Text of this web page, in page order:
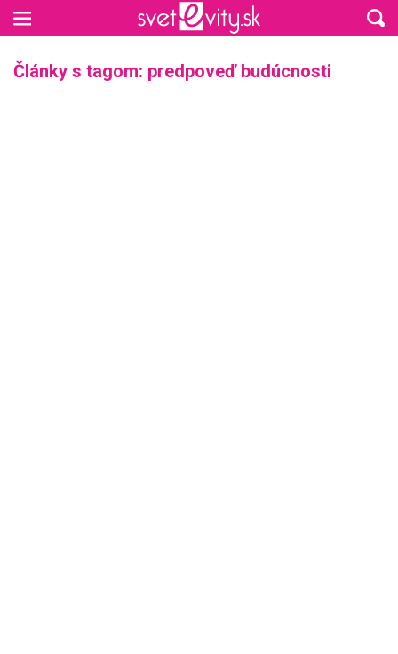
Články s tagom: predpoveď budúcnosti